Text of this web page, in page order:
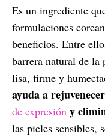
Es un ingrediente
formulaciones
beneficios. Entre
barrera natural de la
lisa, firme y
ayuda a
de expresión y
las pieles sensibles,